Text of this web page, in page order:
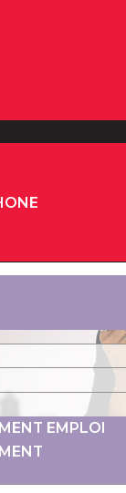
EMPLOI